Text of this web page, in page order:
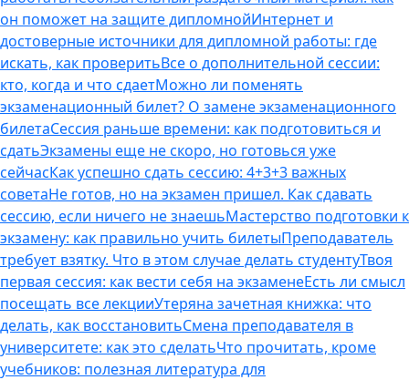
он поможет на защите дипломнойИнтернет и
достоверные источники для дипломной работы: где
искать, как проверитьВсе о дополнительной сессии:
кто, когда и что сдаетМожно ли поменять
экзаменационный билет? О замене экзаменационного
билетаСессия раньше времени: как подготовиться и
сдатьЭкзамены еще не скоро, но готовься уже
сейчасКак успешно сдать сессию: 4+3+3 важных
советаНе готов, но на экзамен пришел. Как сдавать
сессию, если ничего не знаешьМастерство подготовки к
экзамену: как правильно учить билетыПреподаватель
требует взятку. Что в этом случае делать студентуТвоя
первая сессия: как вести себя на экзаменеЕсть ли смысл
посещать все лекцииУтеряна зачетная книжка: что
делать, как восстановитьСмена преподавателя в
университете: как это сделатьЧто прочитать, кроме
учебников: полезная литература для